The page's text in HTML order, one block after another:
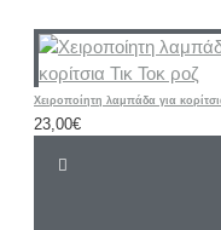
23,00€